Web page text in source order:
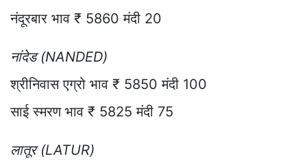
नंदूरबार भाव ₹ 5860 मंदी 20
नांदेड (NANDED)
श्रीनिवास एग्रो भाव ₹ 5850 मंदी 100
साई स्मरण भाव ₹ 5825 मंदी 75
लातूर (LATUR)